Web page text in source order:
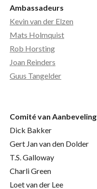
Ambassadeurs
Kevin van der Elzen
Mats Holmquist
Rob Horsting
Joan Reinders
Guus Tangelder
Comitévan Aanbeveling
Dick Bakker
Gert Jan van den Dolder
T.S. Galloway
Charli Green
Loet van der Lee